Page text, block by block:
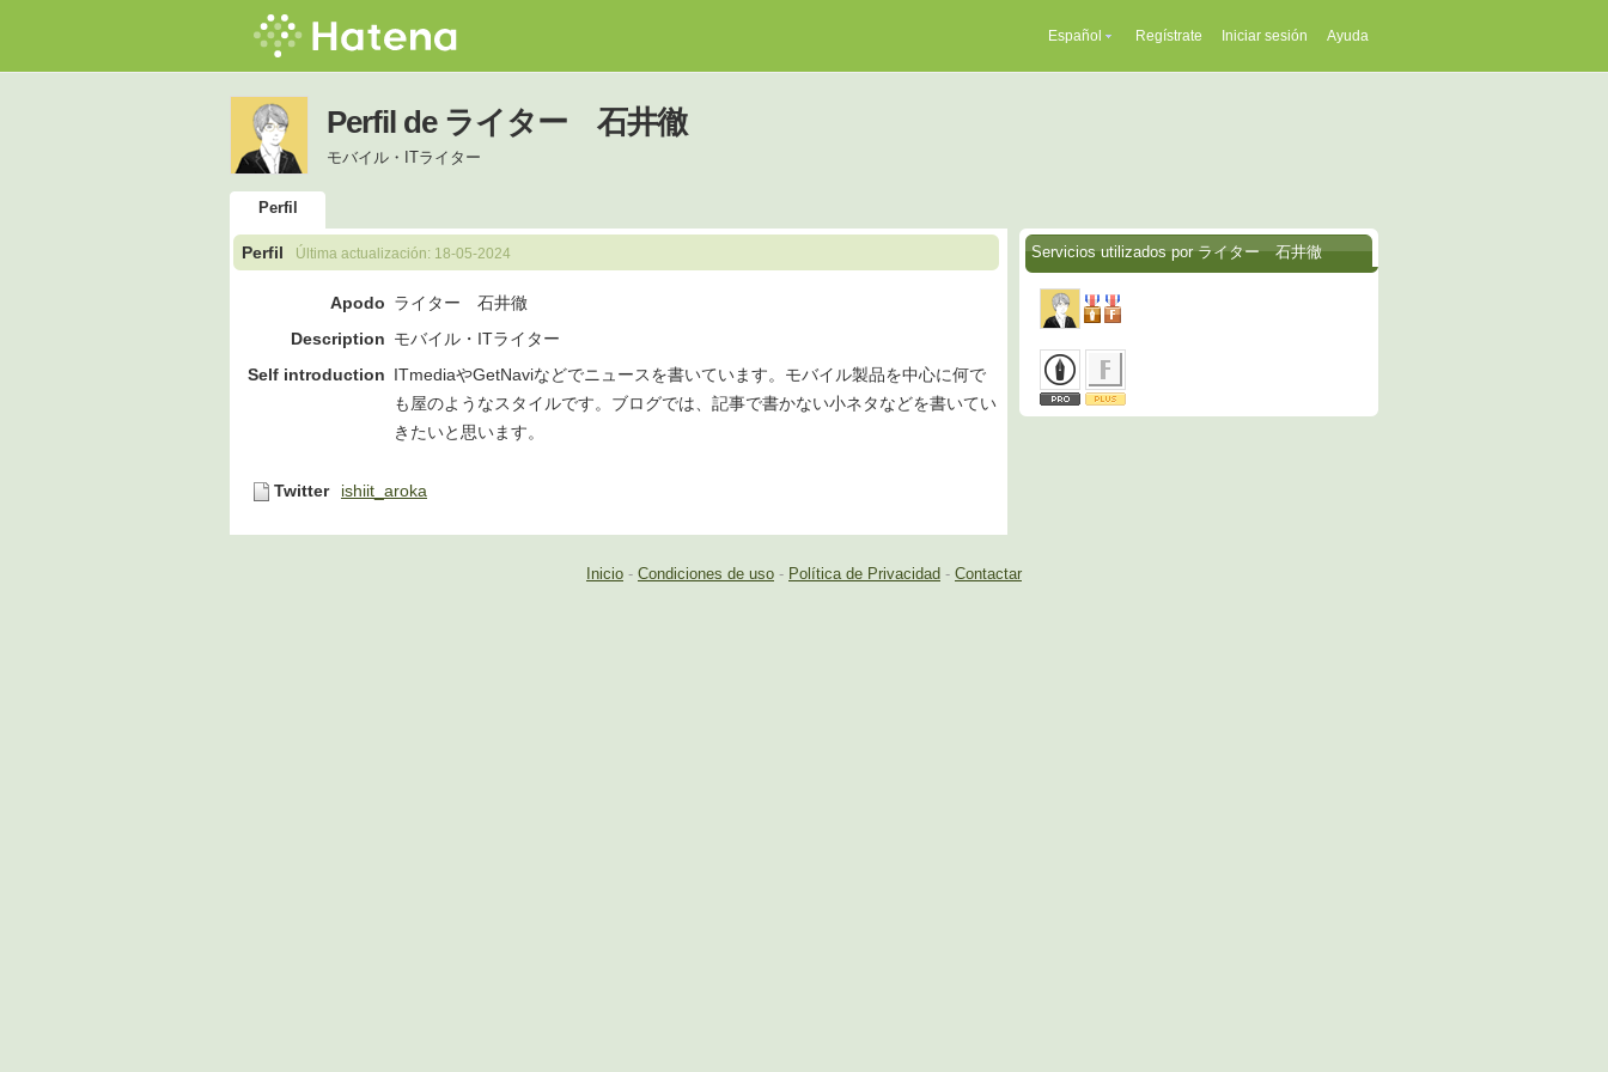
Español Regístrate Iniciar sesión Ayuda
Perfil de ライター 石井徹
モバイル・ITライター
Perfil
Perfil Última actualización: 18-05-2024
Apodo ライター 石井徹
Description モバイル・ITライター
Self introduction ITmediaやGetNaviなどでニュースを書いています。モバイル製品を中心に何で
も屋のようなスタイルです。ブログでは、記事で書かない小ネタなどを書いてい
きたいと思います。
Twitter ishiit_aroka
Servicios utilizados por ライター 石井徹
Inicio - Condiciones de uso - Política de Privacidad - Contactar